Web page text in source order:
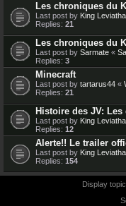
Les chroniques du
Last post by King
Replies: 21
Les chroniques du
Last post by Sarmate «
Replies: 3
Minecraft
Last post by tartarus44 «
Replies: 21
Histoire des JV:
Last post by King
Replies: 12
Alerte!! Le trailer
Last post by King
Replies: 154
Display